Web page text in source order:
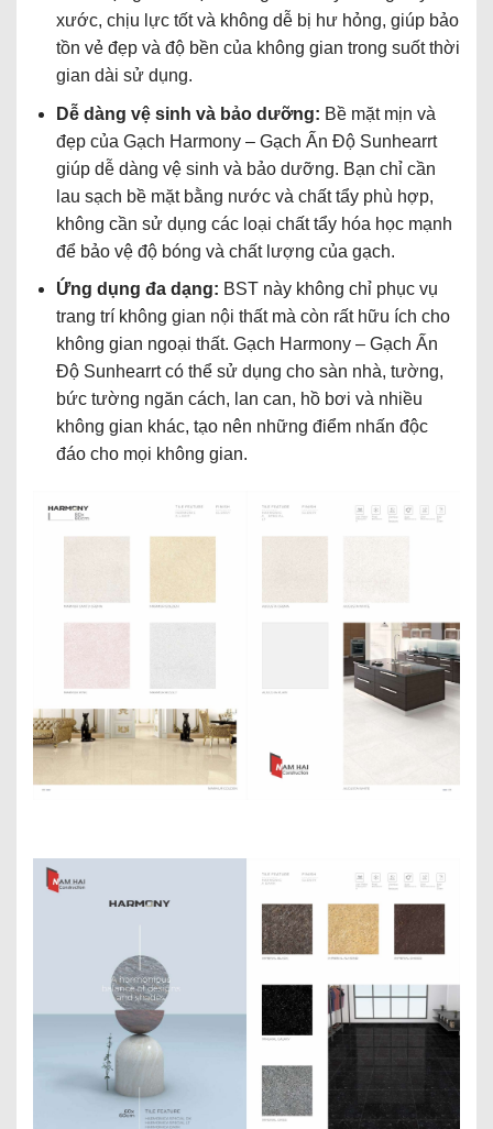
xước, chịu lực tốt và không dễ bị hư hỏng, giúp bảo
tồn vẻ đẹp và độ bền của không gian trong suốt thời
gian dài sử dụng.
Dễ dàng vệ sinh và bảo dưỡng: Bề mặt mịn và
đẹp của Gạch Harmony – Gạch Ấn Độ Sunhearrt
giúp dễ dàng vệ sinh và bảo dưỡng. Bạn chỉ cần
lau sạch bề mặt bằng nước và chất tẩy phù hợp,
không cần sử dụng các loại chất tẩy hóa học mạnh
để bảo vệ độ bóng và chất lượng của gạch.
Ứng dụng đa dạng: BST này không chỉ phục vụ
trang trí không gian nội thất mà còn rất hữu ích cho
không gian ngoại thất. Gạch Harmony – Gạch Ấn
Độ Sunhearrt có thể sử dụng cho sàn nhà, tường,
bức tường ngăn cách, lan can, hồ bơi và nhiều
không gian khác, tạo nên những điểm nhấn độc
đáo cho mọi không gian.